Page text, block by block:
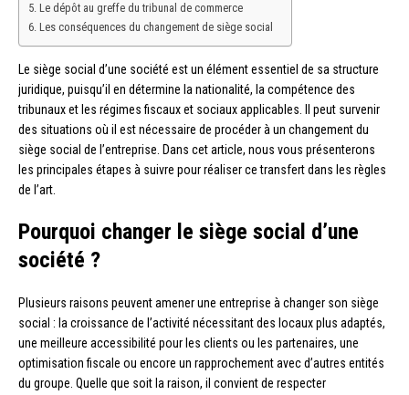
Le dépôt au greffe du tribunal de commerce
Les conséquences du changement de siège social
Le siège social d’une société est un élément essentiel de sa structure
juridique, puisqu’il en détermine la nationalité, la compétence des
tribunaux et les régimes fiscaux et sociaux applicables. Il peut survenir
des situations où il est nécessaire de procéder à un changement du
siège social de l’entreprise. Dans cet article, nous vous présenterons
les principales étapes à suivre pour réaliser ce transfert dans les règles
de l’art.
Pourquoi changer le siège social d’une
société ?
Plusieurs raisons peuvent amener une entreprise à changer son siège
social : la croissance de l’activité nécessitant des locaux plus adaptés,
une meilleure accessibilité pour les clients ou les partenaires, une
optimisation fiscale ou encore un rapprochement avec d’autres entités
du groupe. Quelle que soit la raison, il convient de respecter